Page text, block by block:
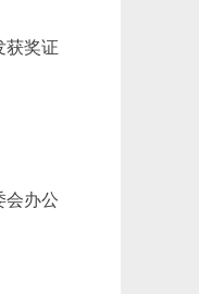
获奖证
会办公